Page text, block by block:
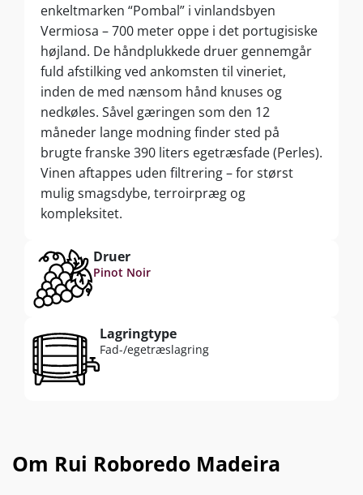
enkeltmarken “Pombal” i vinlandsbyen
Vermiosa – 700 meter oppe i det portugisiske
højland. De håndplukkede druer gennemgår
fuld afstilking ved ankomsten til vineriet,
inden de med nænsom hånd knuses og
nedkøles. Såvel gæringen som den 12
måneder lange modning finder sted på
brugte franske 390 liters egetræsfade (Perles).
Vinen aftappes uden filtrering – for størst
mulig smagsdybe, terroirpræg og
kompleksitet.
Druer
Pinot Noir
Lagringtype
Fad-/egetræslagring
Om Rui Roboredo Madeira